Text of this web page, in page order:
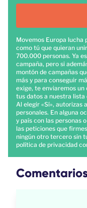
Movemos Europa lucha
como tú que quieran
700.000 personas. Ya
campaña, pero si
montón de campañas
más y para conseguir
exige, te enviaremos
tus datos a nuestra lista
Al elegir «Sí», autorizas
personales. En alguna
y país con las personas
las peticiones que
ningún otro tercero sin
política de privacidad